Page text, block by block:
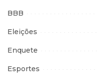
BBB
Eleições
Enquete
Esportes